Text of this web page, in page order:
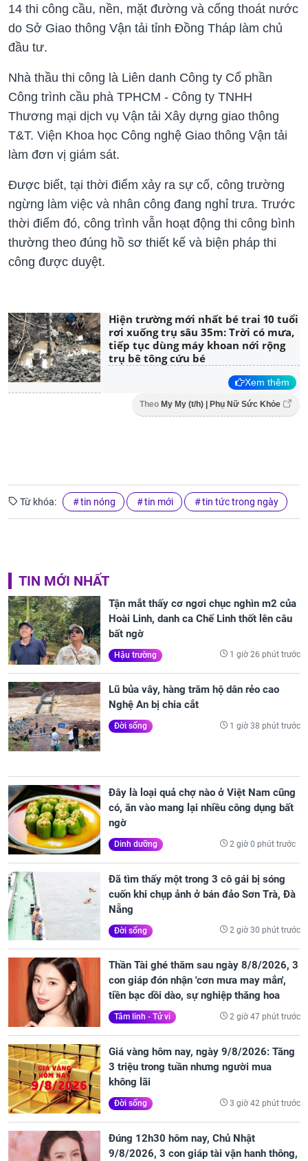
14 thi công cầu, nền, mặt đường và cống thoát nước
do Sở Giao thông Vận tải tỉnh Đồng Tháp làm chủ
đầu tư.
Nhà thầu thi công là Liên danh Công ty Cổ phần
Công trình cầu phà TPHCM - Công ty TNHH
Thương mại dịch vụ Vận tải Xây dựng giao thông
T&T. Viện Khoa học Công nghệ Giao thông Vận tải
làm đơn vị giám sát.
Được biết, tại thời điểm xảy ra sự cố, công trường
ngừng làm việc và nhân công đang nghỉ trưa. Trước
thời điểm đó, công trình vẫn hoạt động thi công bình
thường theo đúng hồ sơ thiết kế và biện pháp thi
công được duyệt.
Hiện trường mới nhất bé trai 10 tuổi
rơi xuống trụ sâu 35m: Trời có mưa,
tiếp tục dùng máy khoan nới rộng
trụ bê tông cứu bé
Xem thêm
Theo My My (t/h) | Phụ Nữ Sức Khỏe
Từ khóa: tin nóng tin mới tin tức trong ngày
TIN MỚI NHẤT
Tận mắt thấy cơ ngơi chục nghìn m2 của
Hoài Linh, danh ca Chế Linh thốt lên câu
bất ngờ
Hậu trường 1 giờ 26 phút trước
Lũ bủa vây, hàng trăm hộ dân rẻo cao
Nghệ An bị chia cắt
Đời sống 1 giờ 38 phút trước
Đây là loại quả chợ nào ở Việt Nam cũng
có, ăn vào mang lại nhiều công dụng bất
ngờ
Dinh dưỡng 2 giờ 0 phút trước
Đã tìm thấy một trong 3 cô gái bị sóng
cuốn khi chụp ảnh ở bán đảo Sơn Trà, Đà
Nẵng
Đời sống 2 giờ 30 phút trước
Thần Tài ghé thăm sau ngày 8/8/2026, 3
con giáp đón nhận 'cơn mưa may mắn',
tiền bạc dồi dào, sự nghiệp thăng hoa
Tâm linh - Tử vi 2 giờ 47 phút trước
Giá vàng hôm nay, ngày 9/8/2026: Tăng
3 triệu trong tuần nhưng người mua
không lãi
Đời sống 3 giờ 42 phút trước
Đúng 12h30 hôm nay, Chủ Nhật
9/8/2026, 3 con giáp tài vận hanh thông,